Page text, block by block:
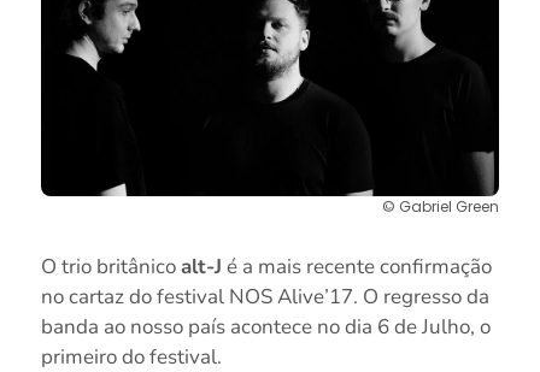
© Gabriel Green
O trio britânicoalt-J é a mais recente confirmação
no cartaz do festival NOS Alive’17. O regresso da
banda ao nosso país acontece no dia 6 de Julho, o
primeiro do festival.